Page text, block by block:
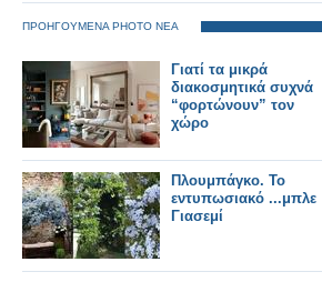
ΠΡΟΗΓΟΥΜΕΝΑ PHOTO ΝΕΑ
Γιατί τα μικρά
διακοσμητικά συχνά
“φορτώνουν” τον
χώρο
Πλουμπάγκο. Το
εντυπωσιακό ...μπλε
Γιασεμί